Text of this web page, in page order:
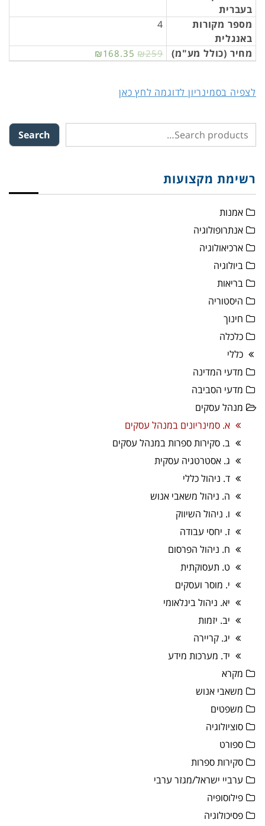
בעברית
מספר מקורות
באנגלית
4
מחיר (כולל מע"מ) ₪168.35 ₪259
לצפיה בסמינריון לדוגמה לחץ כאן
Search
רשימת מקצועות
אמנות
אנתרופולוגיה
ארכיאולוגיה
ביולוגיה
בריאות
היסטוריה
חינוך
כלכלה
כללי
מדעי המדינה
מדעי הסביבה
מנהל עסקים
א. סמינריונים במנהל עסקים
ב. סקירות ספרות במנהל עסקים
ג. אסטרטגיה עסקית
ד. ניהול כללי
ה. ניהול משאבי אנוש
ו. ניהול השיווק
ז. יחסי עבודה
ח. ניהול הפרסום
ט. תעסוקתית
י. מוסר ועסקים
יא. ניהול בינלאומי
יב. יזמות
יג. קריירה
יד. מערכות מידע
מקרא
משאבי אנוש
משפטים
סוציולוגיה
ספורט
סקירות ספרות
ערביי ישראל/מגזר ערבי
פילוסופיה
פסיכולוגיה